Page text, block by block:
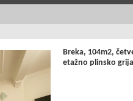
Breka, 104m2,
etažno plinsko